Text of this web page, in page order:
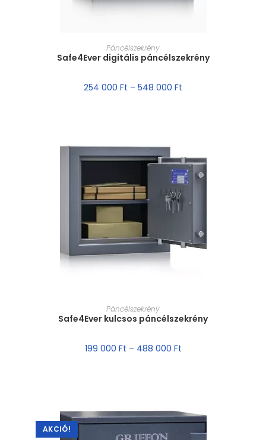
MÉRET VÁLASZTÁSA
Páncélszekrény
Safe4Ever digitális páncélszekrény
254 000 Ft – 548 000 Ft
MÉRET VÁLASZTÁSA
Páncélszekrény
Safe4Ever kulcsos páncélszekrény
199 000 Ft – 488 000 Ft
AKCIÓ!